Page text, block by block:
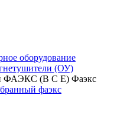
оборудование
(ОУ)
ФАЭКС (B C E) Фаэкс